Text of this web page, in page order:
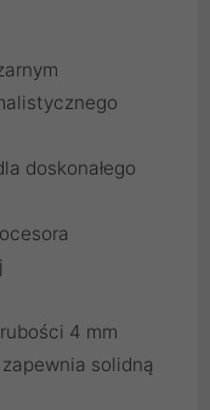
doskonałego
4 mm
solidną